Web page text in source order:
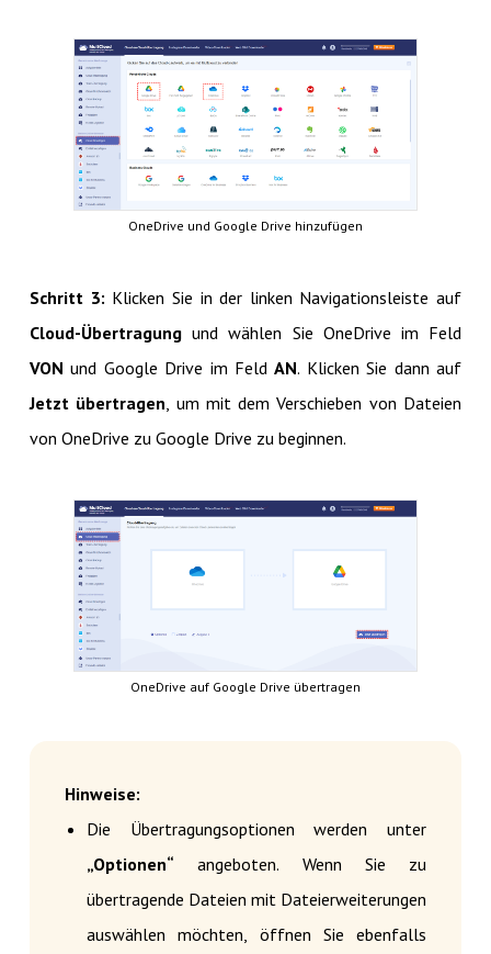
OneDrive und Google Drive hinzufügen
Schritt 3: Klicken Sie in der linken Navigationsleiste auf
Cloud-Übertragungund wählen Sie OneDrive im Feld
VON und Google Drive im FeldAN. Klicken Sie dann auf
Jetzt übertragen , um mit dem Verschieben von Dateien
von OneDrive zu Google Drive zu beginnen.
OneDrive auf Google Drive übertragen
Hinweise:
Die Übertragungsoptionen werden unter
„Optionen“ angeboten. Wenn Sie zu
übertragende Dateien mit Dateierweiterungen
auswählen möchten, öffnen Sie ebenfalls